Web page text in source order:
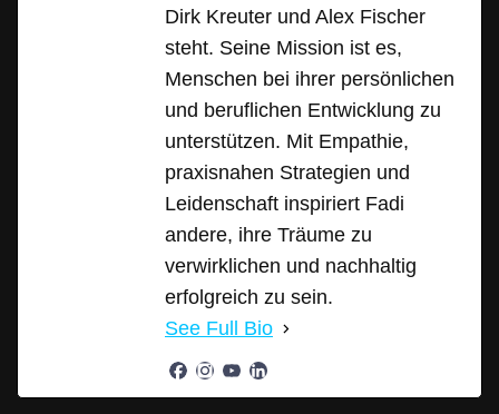
Dirk Kreuter und Alex Fischer
steht. Seine Mission ist es,
Menschen bei ihrer persönlichen
und beruflichen Entwicklung zu
unterstützen. Mit Empathie,
praxisnahen Strategien und
Leidenschaft inspiriert Fadi
andere, ihre Träume zu
verwirklichen und nachhaltig
erfolgreich zu sein.
See Full Bio